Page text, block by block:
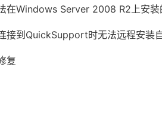
在Windows Server 2008 R2上安装
接到QuickSupport时无法远程安装
复